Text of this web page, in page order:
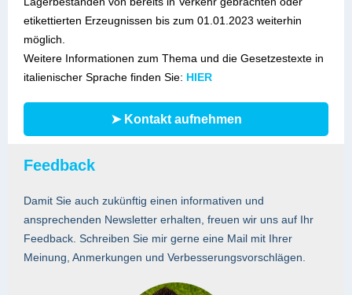
etikettierten Erzeugnissen bis zum 01.01.2023 weiterhin
möglich.
Weitere Informationen zum Thema und die Gesetzestexte in
italienischer Sprache finden Sie: HIER
➤ Kontakt aufnehmen
Feedback
Damit Sie auch zukünftig einen informativen und
ansprechenden Newsletter erhalten, freuen wir uns auf Ihr
Feedback. Schreiben Sie mir gerne eine Mail mit Ihrer
Meinung, Anmerkungen und Verbesserungsvorschlägen.